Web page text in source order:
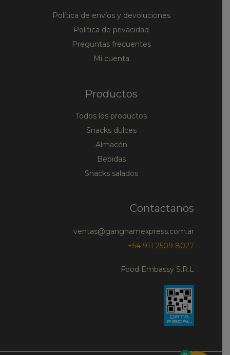
Política de envíos y devoluciones
Política de privacidad
Preguntas frecuentes
Mi cuenta
Productos
Todos los productos
Snacks dulces
Almacén
Bebidas
Snacks salados
Contactanos
ventas@gangnamexpress.com.ar
+54 911 2509 8027
Food Embassy S.R.L